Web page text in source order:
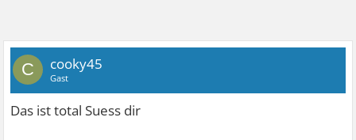
C cooky45
Gast
Das ist total Suess dir